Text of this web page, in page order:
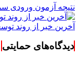
نتیجه آزمون ورودی سمپاد سال
آخرین خبر از روند
دیدگاه‌های حمایتی